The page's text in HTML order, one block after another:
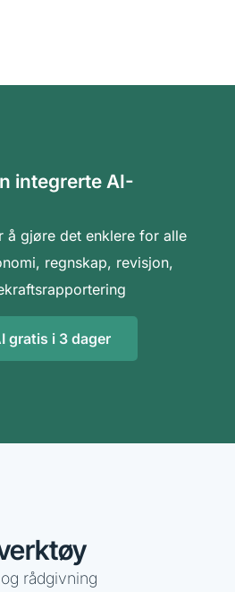
integrerte AI-
å gjøre det enklere for alle
regnskap, revisjon,
gratis i 3 dager
rådgivning